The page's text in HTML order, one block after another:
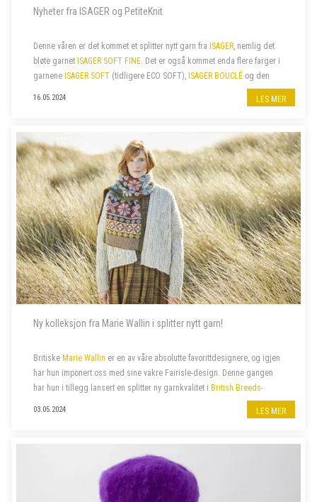
Nyheter fra ISAGER og PetiteKnit
Denne våren er det kommet et splitter nytt garn fra ISAGER, nemlig det
bløte garnet ISAGER SOFT FINE. Det er også kommet enda flere farger i
garnene ISAGER SOFT (tidligere ECO SOFT), ISAGER BOUCLÉ og den
. I tillegg har vi nylig fått...
16.05.2024 LES MER
Ny kolleksjon fra Marie Wallin i splitter nytt garn!
Britiske Marie Wallin er en av våre absolutte favorittdesignere, og igjen
har hun imponert oss med sine vakre Fairisle-design. Denne gangen
har hun i tillegg lansert en splitter ny garnkvalitet i British Breeds-
, er
03.05.2024 LES MER